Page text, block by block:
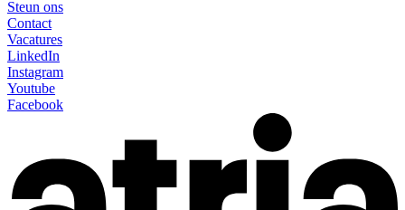
Steun ons
Contact
Vacatures
LinkedIn
Instagram
Youtube
Facebook